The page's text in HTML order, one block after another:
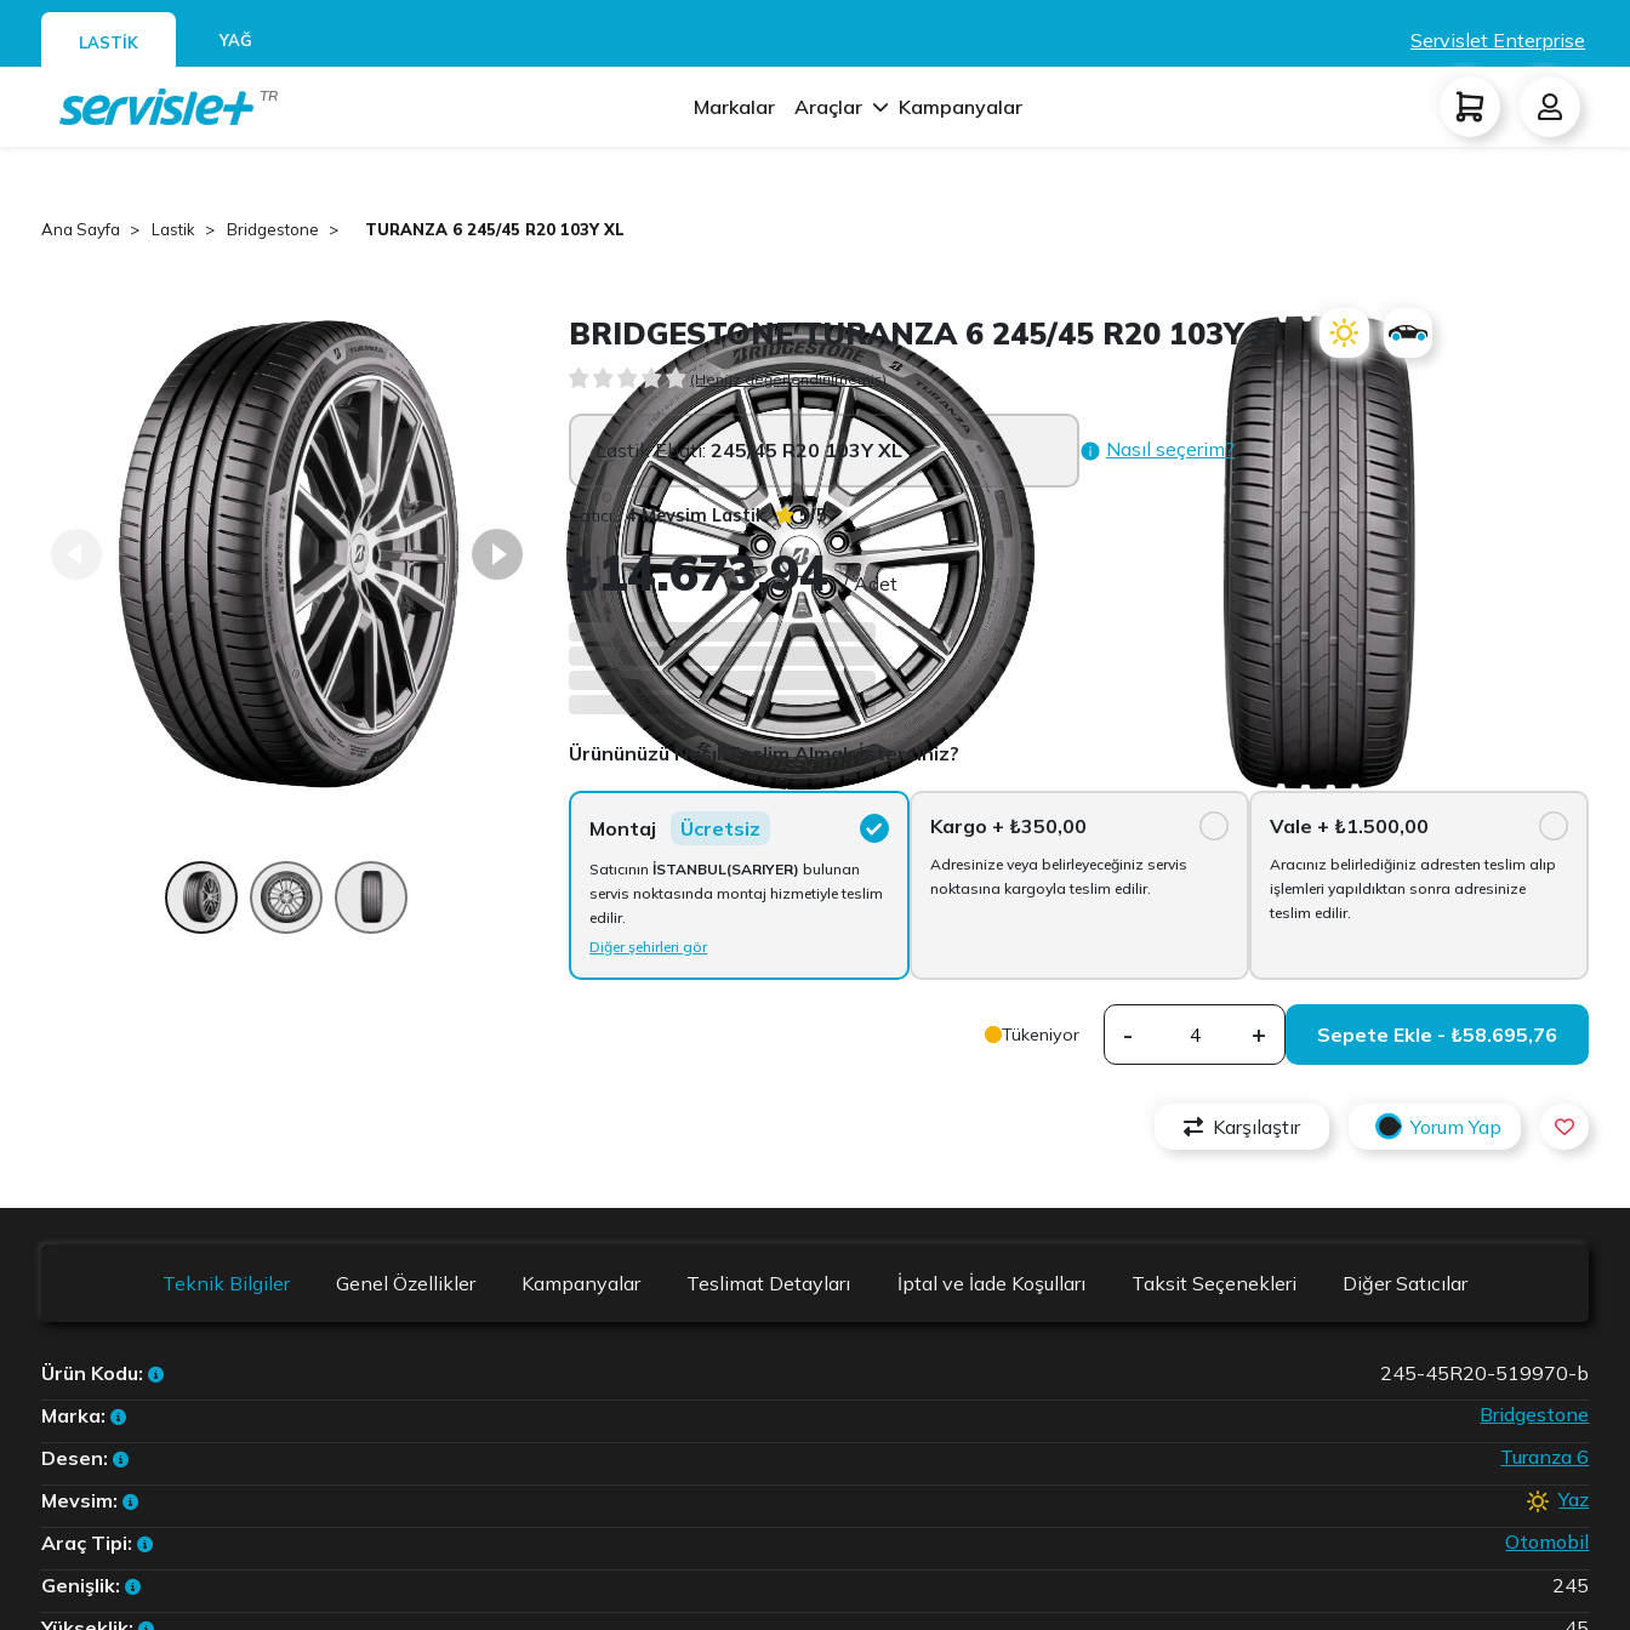
LASTİK YAĞ Servislet Enterprise
TR Markalar Araçlar Kampanyalar
Ana Sayfa Lastik Bridgestone TURANZA 6 245/45 R20 103Y XL
BRIDGESTONE TURANZA 6 245/45 R20 103Y XL
(Henüz değerlendirilmemiş)
Lastik Ebatı:245/45 R20 103Y XL Nasıl seçerim?
Satıcı: 4 Mevsim Lastik 5/5
₺14.673,94/ Adet
Ürününüzü Nasıl Teslim Almak İstersiniz?
Montaj Ücretsiz
Satıcının İSTANBUL(SARIYER) bulunan
servis noktasında montaj hizmetiyle teslim
edilir.
Diğer şehirleri gör
Kargo + ₺350,00
Adresinize veya belirleyeceğiniz servis
noktasına kargoyla teslim edilir.
Vale + ₺1.500,00
Aracınız belirlediğiniz adresten teslim alıp
işlemleri yapıldıktan sonra adresinize
teslim edilir.
Tükeniyor - + Sepete Ekle - ₺58.695,76
Karşılaştır Yorum Yap
Teknik Bilgiler Genel Özellikler Kampanyalar Teslimat Detayları İptal ve İade Koşulları Taksit Seçenekleri Diğer Satıcılar
Ürün Kodu:
245-45R20-519970-b
Marka:
Bridgestone
Desen:
Turanza 6
Mevsim:
Yaz
Araç Tipi:
Otomobil
Genişlik:
245